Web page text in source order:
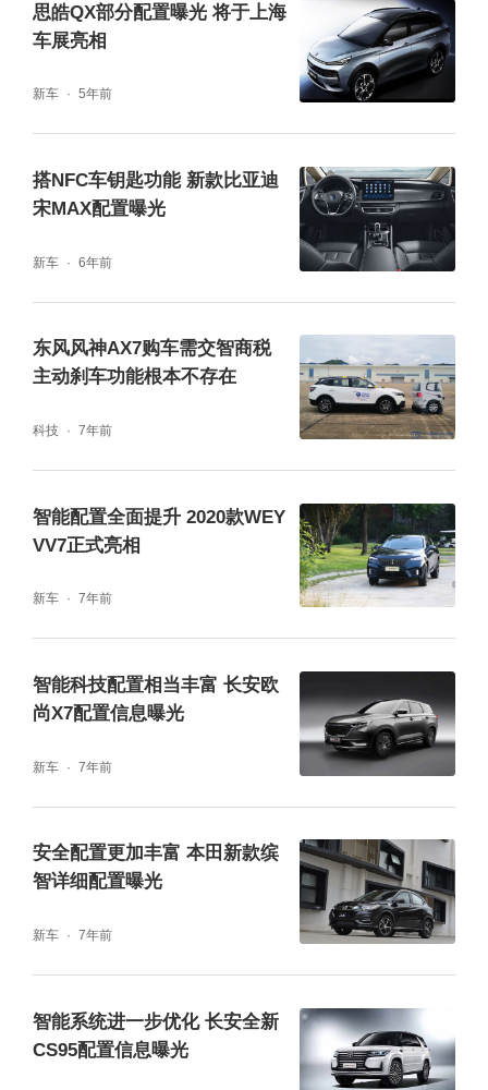
思皓QX部分配置曝光 将于上海
车展亮相
新车 5年前
搭NFC车钥匙功能 新款比亚迪
宋MAX配置曝光
新车 6年前
东风风神AX7购车需交智商税
主动刹车功能根本不存在
科技 7年前
智能配置全面提升 2020款WEY
VV7正式亮相
新车 7年前
智能科技配置相当丰富 长安欧
尚X7配置信息曝光
新车 7年前
安全配置更加丰富 本田新款缤
智详细配置曝光
新车 7年前
智能系统进一步优化 长安全新
CS95配置信息曝光